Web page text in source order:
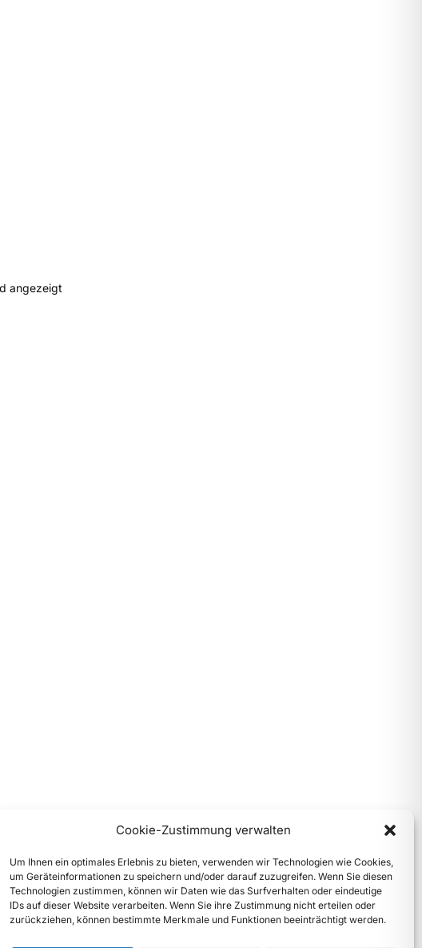
Cookie-Zustimmung verwalten
Um Ihnen ein optimales Erlebnis zu bieten, verwenden wir Technologien wie Cookies,
um Geräteinformationen zu speichern und/oder darauf zuzugreifen. Wenn Sie diesen
Technologien zustimmen, können wir Daten wie das Surfverhalten oder eindeutige
IDs auf dieser Website verarbeiten. Wenn Sie ihre Zustimmung nicht erteilen oder
zurückziehen, können bestimmte Merkmale und Funktionen beeinträchtigt werden.
angezeigt